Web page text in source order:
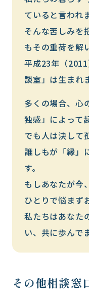
ていると言われま
そんな苦しみを
もその重荷を解
平成23年（
談室」は生まれ
多くの場合、心
独感」によって
でも人は決して
誰しもが「縁」
す。
もしあなたが今
ひとりで悩まず
私たちはあなた
い、共に歩んで
その他相談窓